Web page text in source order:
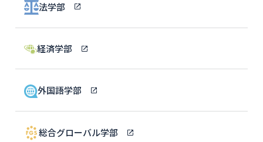
法学部
経済学部
外国語学部
総合グローバル学部